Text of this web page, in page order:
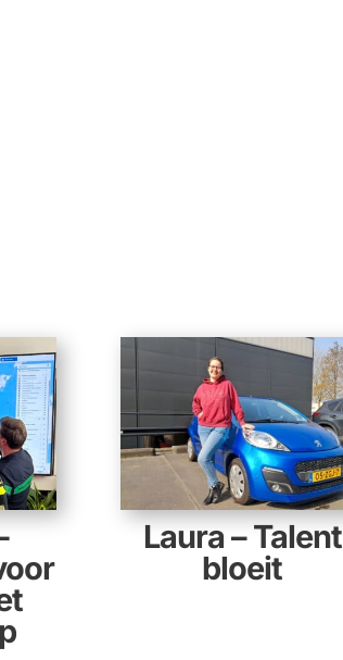
Laura – Talent
bloeit